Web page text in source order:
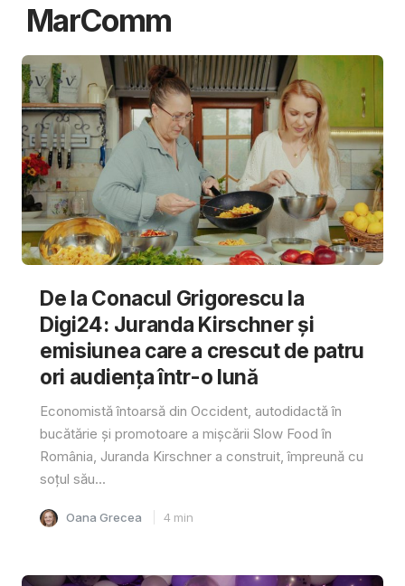
MarComm
De la Conacul Grigorescu la
Digi24: Juranda Kirschner și
emisiunea care a crescut de patru
ori audiența într-o lună
Economistă întoarsă din Occident, autodidactă în
bucătărie și promotoare a mișcării Slow Food în
România, Juranda Kirschner a construit, împreună cu
soțul său...
Oana Grecea 4 min